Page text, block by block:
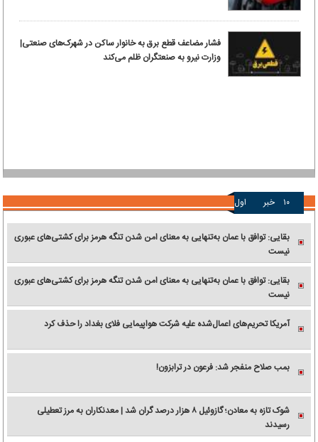
فشار مضاعف قطع برق به خانوار ساکن در شهرک‌های صنعتی|
وزارت نیرو به صنعتگران ظلم می‌کند
۱۰ خبر اول
بقایی: توافق با عمان به‌تنهایی به معنای امن شدن تنگه هرمز برای کشتی‌های عبوری
نیست
بقایی: توافق با عمان به‌تنهایی به معنای امن شدن تنگه هرمز برای کشتی‌های عبوری
نیست
آمریکا تحریم‌های اعمال‌شده علیه شرکت هواپیمایی فلای بغداد را حذف کرد
بمب صلاح منفجر شد: فرعون در ترابزون!
شوک تازه به معادن؛ گازوئیل ۸ هزار درصد گران شد | معدنکاران به مرز تعطیلی
رسیدند